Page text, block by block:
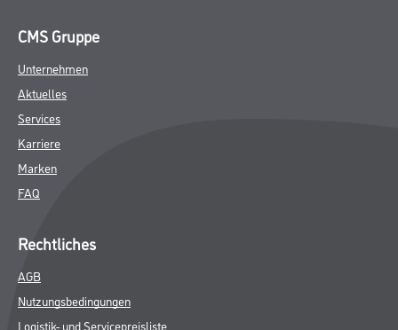
DATENBLÄTTER
SPEZIFIKATIONEN
Online-Shop
Putze- und Spachtelmassen
Bodenbeläge